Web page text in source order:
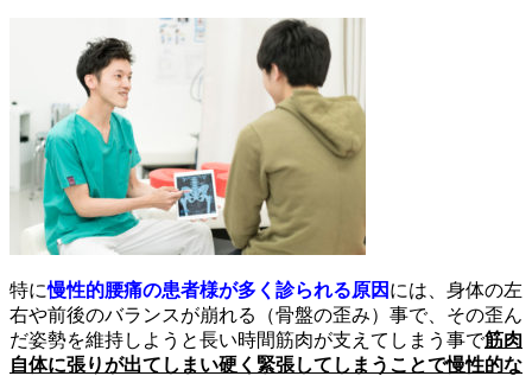
特に慢性的腰痛の患者様が多く診られる原因 には、身体の左
右や前後のバランスが崩れる（骨盤の歪み）事で、その歪ん
だ姿勢を維持しようと長い時間筋肉が支えてしまう事で筋肉
自体に張りが出てしまい硬く緊張してしまうことで慢性的な